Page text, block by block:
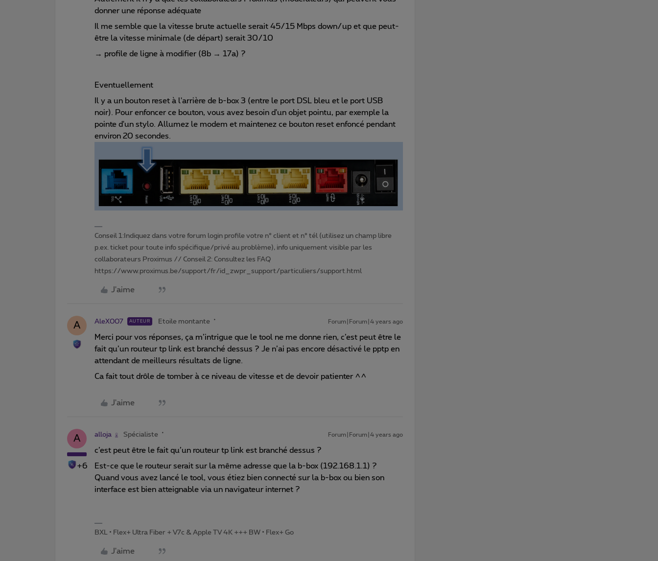
donner une réponse adéquate
Il me semble que la vitesse brute actuelle serait 45/15 Mbps down/up et que peut-
être la vitesse minimale (de départ) serait 30/10
→ profile de ligne à modifier (8b → 17a) ?
Eventuellement
Il y a un bouton reset à l'arrière de b-box 3 (entre le port DSL bleu et le port USB
noir). Pour enfoncer ce bouton, vous avez besoin d'un objet pointu, par exemple la
pointe d'un stylo. Allumez le modem et maintenez ce bouton reset enfoncé pendant
environ 20 secondes.
Conseil 1:Indiquez dans votre forum login profile votre n° client et n° tél (utilisez un champ libre
p.ex. ticket pour toute info spécifique/privé au problème), info uniquement visible par les
collaborateurs Proximus // Conseil 2: Consultez les FAQ
https://www.proximus.be/support/fr/id_zwpr_support/particuliers/support.html
J'aime
A AleX007 AUTEUR Etoile montante Forum|Forum|4 years ago
Merci pour vos réponses, ça m’intrigue que le tool ne me donne rien, c’est peut être le
fait qu’un routeur tp link est branché dessus ? Je n’ai pas encore désactivé le pptp en
attendant de meilleurs résultats de ligne.
Ca fait tout drôle de tomber à ce niveau de vitesse et de devoir patienter ^^
J'aime
A
+6
alloja Spécialiste Forum|Forum|4 years ago
c’est peut être le fait qu’un routeur tp link est branché dessus ?
Est-ce que le routeur serait sur la même adresse que la b-box (192.168.1.1) ?
Quand vous avez lancé le tool, vous étiez bien connecté sur la b-box ou bien son
interface est bien atteignable via un navigateur internet ?
BXL • Flex+ Ultra Fiber + V7c & Apple TV 4K +++ BW • Flex+ Go
J'aime